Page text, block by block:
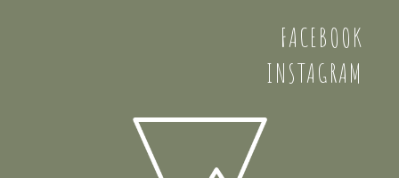
FACEBOOK
INSTAGRAM